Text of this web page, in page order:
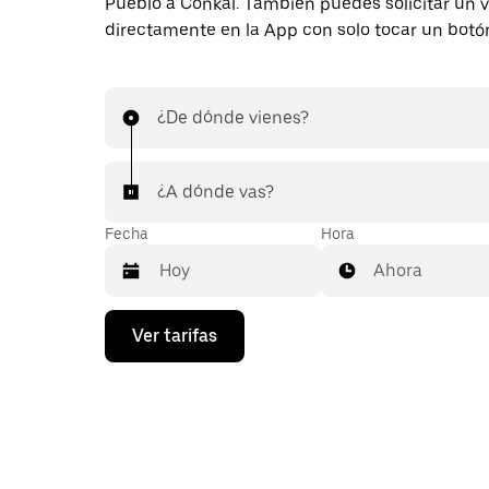
directamente en la App con solo tocar un
¿De dónde vienes?
¿A dónde vas?
Fecha
Presiona
flecha
Hora
Ahora
Ver tarifas